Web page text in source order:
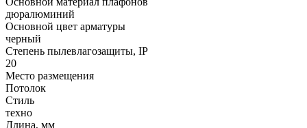
дюралюминий
Основной цвет арматуры
черный
Степень пылевлагозащиты, IP
20
Место размещения
Потолок
Стиль
техно
Длина, мм